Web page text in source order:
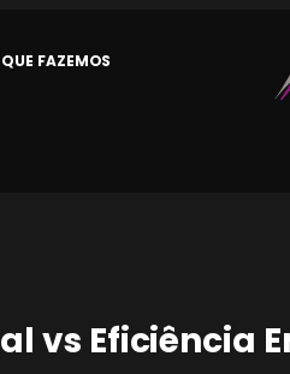
FAZEMOS
vs Eficiência